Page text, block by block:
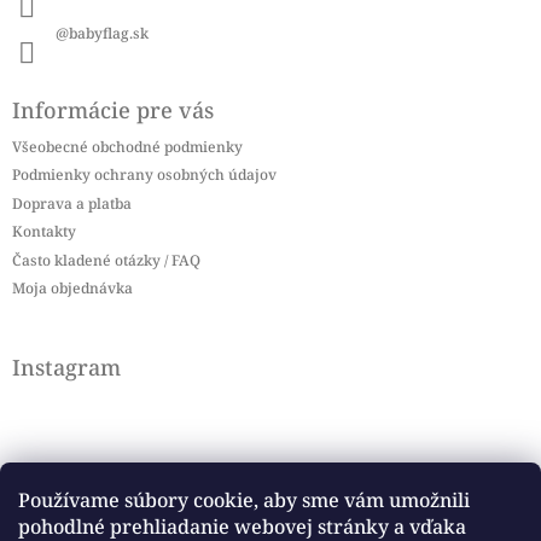
Používame súbory cookie, aby sme vám umožnili
pohodlné prehliadanie webovej stránky a vďaka
@babyflag.sk
Informácie pre vás
Všeobecné obchodné podmienky
Podmienky ochrany osobných údajov
Doprava a platba
Kontakty
Často kladené otázky / FAQ
Moja objednávka
Instagram